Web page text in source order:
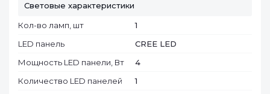
Световые характеристики
Кол-во ламп, шт
1
LED панель
CREE LED
Мощность LED панели, Вт
4
Количество LED панелей
1